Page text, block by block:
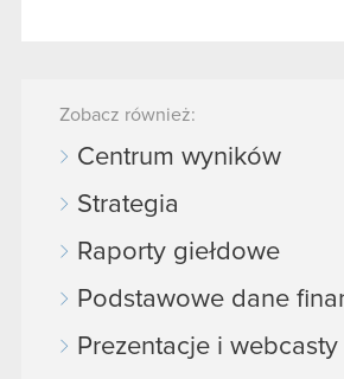
Zobacz również:
Centrum wyników
Strategia
Raporty giełdowe
Podstawowe dane
Prezentacje i webcasty